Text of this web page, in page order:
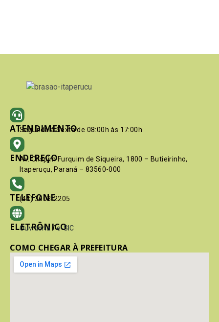
ATENDIMENTO
Segunda à Sexta de 08:00h às 17:00h
ENDEREÇO
Av. Crispim Furquim de Siqueira, 1800 – Butieirinho,
Itaperuçu, Paraná – 83560-000
TELEFONE
(41) 3603-2205
ELETRÔNICO
Ouvidoria / e-SIC
COMO CHEGAR À PREFEITURA